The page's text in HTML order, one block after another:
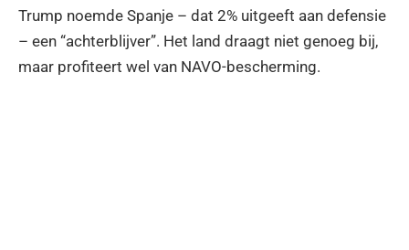
Trump noemde Spanje – dat 2% uitgeeft aan defensie
– een “achterblijver”. Het land draagt niet genoeg bij,
maar profiteert wel van NAVO-bescherming.